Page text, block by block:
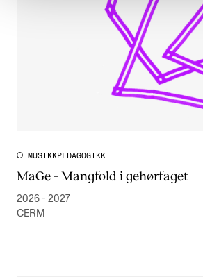
MUSIKKPEDAGOGIKK
MaGe – Mangfold i gehørfaget
2026 - 2027
CERM